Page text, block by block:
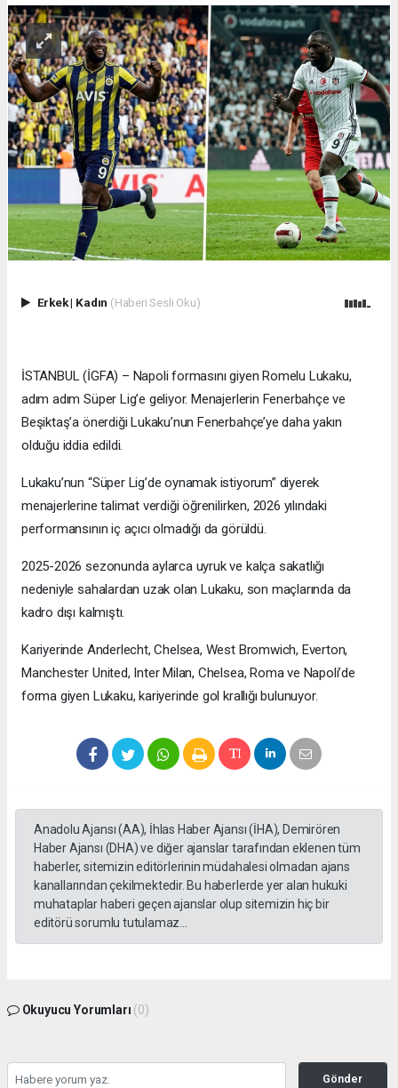
Erkek| Kadın (Haberi Sesli Oku)
İSTANBUL (İGFA) – Napoli formasını giyen Romelu Lukaku,
adım adım Süper Lig’e geliyor. Menajerlerin Fenerbahçe ve
Beşiktaş’a önerdiği Lukaku’nun Fenerbahçe’ye daha yakın
olduğu iddia edildi.
Lukaku’nun “Süper Lig’de oynamak istiyorum” diyerek
menajerlerine talimat verdiği öğrenilirken, 2026 yılındaki
performansının iç açıcı olmadığı da görüldü.
2025-2026 sezonunda aylarca uyruk ve kalça sakatlığı
nedeniyle sahalardan uzak olan Lukaku, son maçlarında da
kadro dışı kalmıştı.
Kariyerinde Anderlecht, Chelsea, West Bromwich, Everton,
Manchester United, Inter Milan, Chelsea, Roma ve Napoli’de
forma giyen Lukaku, kariyerinde gol krallığı bulunuyor.
Anadolu Ajansı (AA), İhlas Haber Ajansı (İHA), Demirören
Haber Ajansı (DHA) ve diğer ajanslar tarafından eklenen tüm
haberler, sitemizin editörlerinin müdahalesi olmadan ajans
kanallarından çekilmektedir. Bu haberlerde yer alan hukuki
muhataplar haberi geçen ajanslar olup sitemizin hiç bir
editörü sorumlu tutulamaz...
Okuyucu Yorumları (0)
Gönder